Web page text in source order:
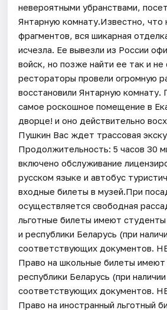
невероятными убранствами,
Янтарную комнату.Известно, что
фрагментов, вся шикарная
исчезла. Ее вывезли из России
войск, но позже найти ее так и не
рестораторы провели огромную
восстановили Янтарную комнату.
самое роскошное помещение в
дворце! и оно действительно
Пушкин Вас ждет трассовая
Продолжительность: 5 часов 30
включено обслуживание
русском языке и автобус
входные билеты в музей.При
осуществляется свободная
льготные билеты имеют
и республики Беларусь (при
соответствующих документов.
Право на школьные билеты
республики Беларусь (при наличии
соответствующих документов.
Право на иностранный льготный